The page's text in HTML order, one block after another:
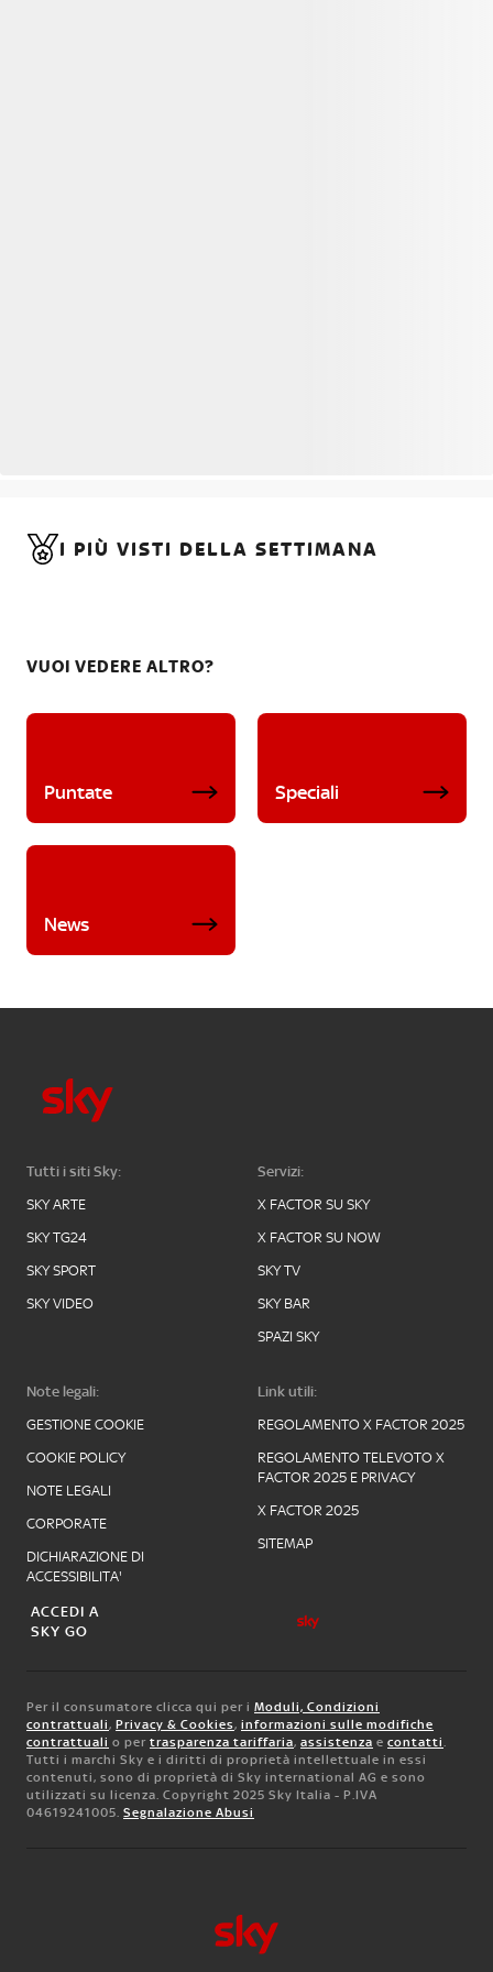
I PIÙ VISTI DELLA SETTIMANA
VUOI VEDERE ALTRO?
Puntate Speciali
News
Tutti i siti Sky:
SKY ARTE
SKY TG24
SKY SPORT
SKY VIDEO
Servizi:
X FACTOR SU SKY
X FACTOR SU NOW
SKY TV
SKY BAR
SPAZI SKY
Note legali:
GESTIONE COOKIE
COOKIE POLICY
NOTE LEGALI
CORPORATE
DICHIARAZIONE DI
ACCESSIBILITA'
Link utili:
REGOLAMENTO X FACTOR 2025
REGOLAMENTO TELEVOTO X
FACTOR 2025 E PRIVACY
X FACTOR 2025
SITEMAP
ACCEDI A
SKY GO
Per il consumatore clicca qui per i Moduli, Condizioni
contrattuali, Privacy & Cookies, informazioni sulle modifiche
contrattuali o per trasparenza tariffaria, assistenza e contatti.
Tutti i marchi Sky e i diritti di proprietà intellettuale in essi
contenuti, sono di proprietà di Sky international AG e sono
utilizzati su licenza. Copyright 2025 Sky Italia - P.IVA
04619241005. Segnalazione Abusi